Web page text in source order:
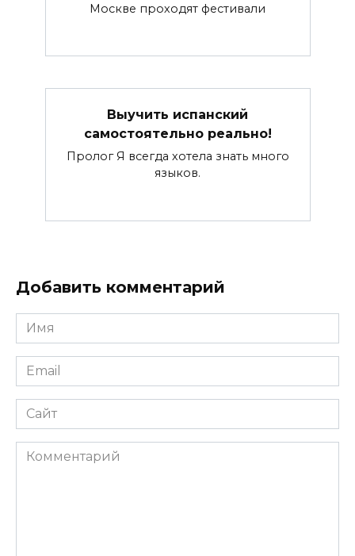
Москве проходят фестивали
Выучить испанский
самостоятельно реально!
Пролог Я всегда хотела знать много
языков.
Добавить комментарий
Имя
*
Email
*
Сайт
Комментарий